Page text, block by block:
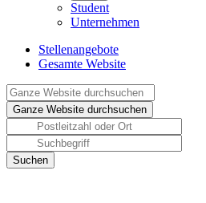
Student
Unternehmen
Stellenangebote
Gesamte Website